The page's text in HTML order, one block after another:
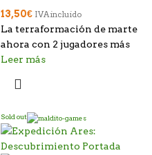
13,50€ IVA incluido
La terraformación de marte
ahora con 2 jugadores más
Leer más
Sold out